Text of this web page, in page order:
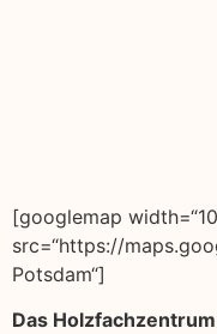
[googlemap
src=“https://
Potsdam“]
Das